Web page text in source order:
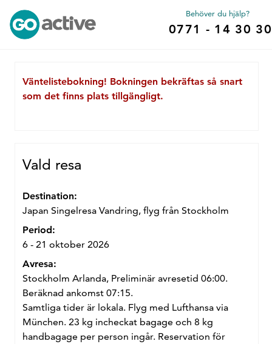
Behöver du hjälp?
0771 - 14 30 30
Väntelistebokning! Bokningen bekräftas så snart
som det finns plats tillgängligt.
Vald resa
Destination:
Japan Singelresa Vandring, flyg från Stockholm
Period:
6 - 21 oktober 2026
Avresa:
Stockholm Arlanda, Preliminär avresetid 06:00.
Beräknad ankomst 07:15.
Samtliga tider är lokala. Flyg med Lufthansa via
München. 23 kg incheckat bagage och 8 kg
handbagage per person ingår. Reservation för